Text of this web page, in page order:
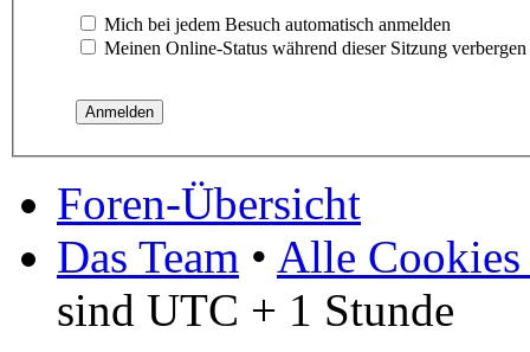
Mich bei jedem Besuch automatisch anmelden
Meinen Online-Status während dieser Sitzung verbergen
Foren-Übersicht
Das Team • Alle Cookies
sind UTC + 1 Stunde